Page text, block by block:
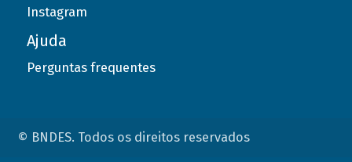
Instagram
Ajuda
Perguntas frequentes
© BNDES. Todos os direitos reservados